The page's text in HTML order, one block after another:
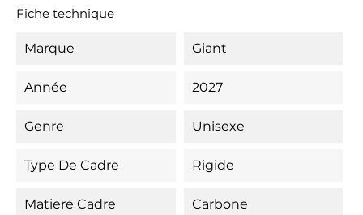
Fiche technique
Marque Giant
Année 2027
Genre Unisexe
Type De Cadre Rigide
Matiere Cadre Carbone